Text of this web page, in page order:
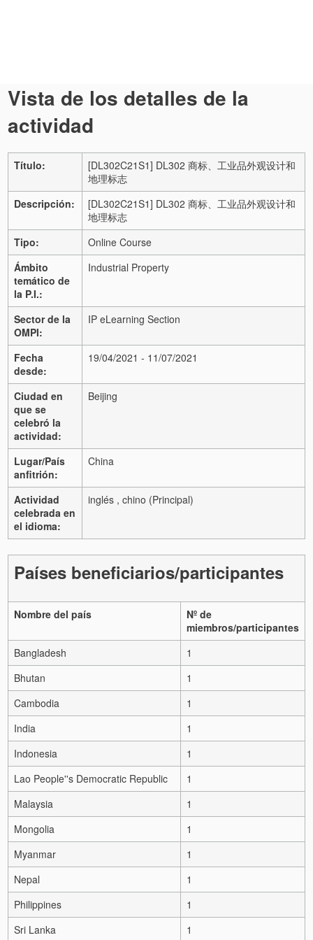
Vista de los detalles de la
actividad
Título:
[DL302C21S1] DL302 商标、工业品外观设计和
地理标志
Descripción:
[DL302C21S1] DL302 商标、工业品外观设计和
地理标志
Tipo:
Online Course
Ámbito
temático de
la P.I.:
Industrial Property
Sector de la
OMPI:
IP eLearning Section
Fecha
desde:
19/04/2021 - 11/07/2021
Ciudad en
que se
celebró la
actividad:
Beijing
Lugar/País
anfitrión:
China
Actividad
celebrada en
el idioma:
inglés , chino (Principal)
Países beneficiarios/participantes
Nombre del país
Nº de
miembros/participantes
Bangladesh
1
Bhutan
1
Cambodia
1
India
1
Indonesia
1
Lao People''s Democratic Republic
1
Malaysia
1
Mongolia
1
Myanmar
1
Nepal
1
Philippines
1
Sri Lanka
1